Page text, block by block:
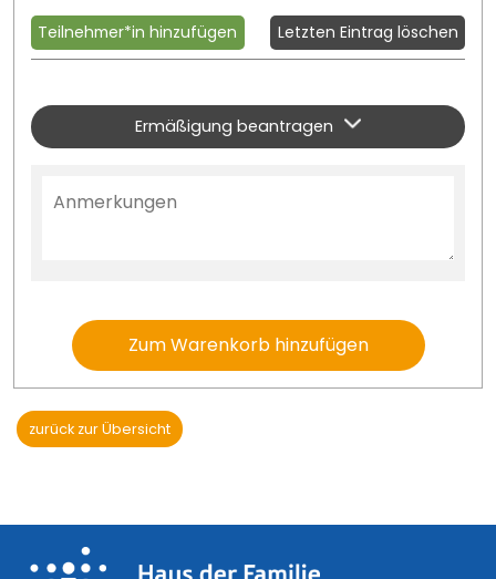
Teilnehmer*in hinzufügen Letzten Eintrag löschen
Ermäßigung beantragen
Zum Warenkorb hinzufügen
zurück zur Übersicht